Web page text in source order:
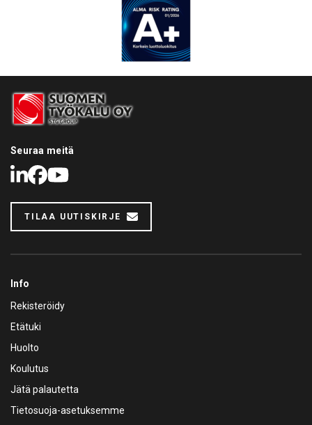
Seuraa meitä
LinkedIn
Facebook
Youtube
TILAA UUTISKIRJE
Info
Rekisteröidy
Etätuki
Huolto
Koulutus
Jätä palautetta
Tietosuoja-asetuksemme